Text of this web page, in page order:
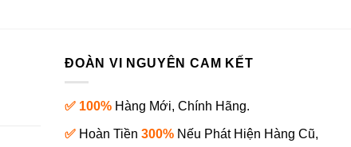
ĐOÀN VI NGUYÊN CAM KẾT
✅ 100% Hàng Mới, Chính Hãng.
✅ Hoàn Tiền 300% Nếu Phát Hiện Hàng Cũ,